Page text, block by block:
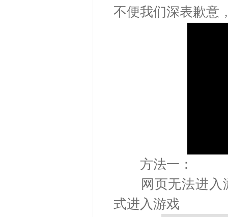
不便我们深表歉意
方法一：
网页无法进入游
式进入游戏